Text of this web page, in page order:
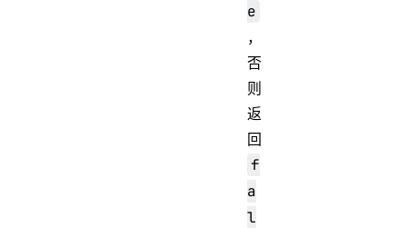
e
，
否
则
返
回
f
a
l